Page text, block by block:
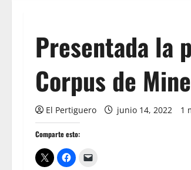
Presentada la
Corpus de
El Pertiguero junio 14, 2022 1
Comparte esto: